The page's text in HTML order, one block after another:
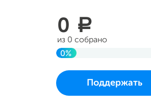
0 a
из 0 собрано
0%
Проект начался и
во вторник 22 августа
Поддержать